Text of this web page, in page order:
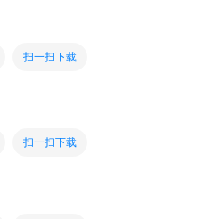
扫一扫下载
扫一扫下载